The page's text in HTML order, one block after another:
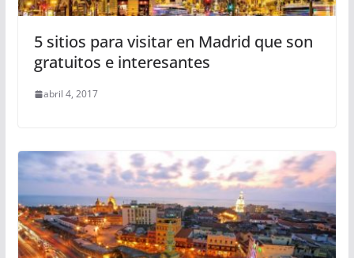
5 sitios para visitar en Madrid que son
gratuitos e interesantes
abril 4, 2017